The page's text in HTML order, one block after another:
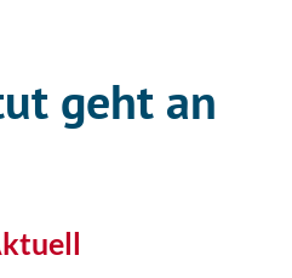
geht an